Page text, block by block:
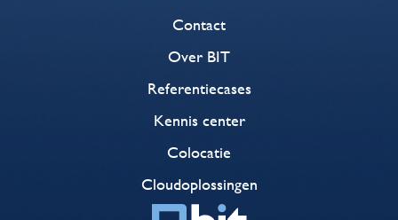
Contact
Over BIT
Referentiecases
Kennis center
Colocatie
Cloudoplossingen